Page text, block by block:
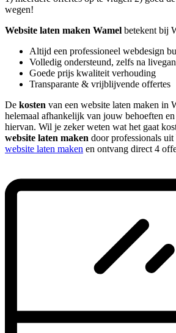
wegen!
Website laten maken Wamel betekent bij
Altijd een professioneel webdesign
Volledig ondersteund, zelfs na
Goede prijs kwaliteit verhouding
Transparante & vrijblijvende offertes
De kosten van een website laten maken in
helemaal afhankelijk van jouw behoeften
hiervan. Wil je zeker weten wat het gaat
website laten maken door professionals
website laten maken en ontvang direct 4